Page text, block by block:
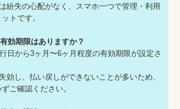
失の心配がなく、スマホ一つで管理・利用
トです。
効期限はありますか？
日から3ヶ月〜6ヶ月程度の有効期限が設定さ
し、払い戻しができないことが多いため、
ご確認ください。